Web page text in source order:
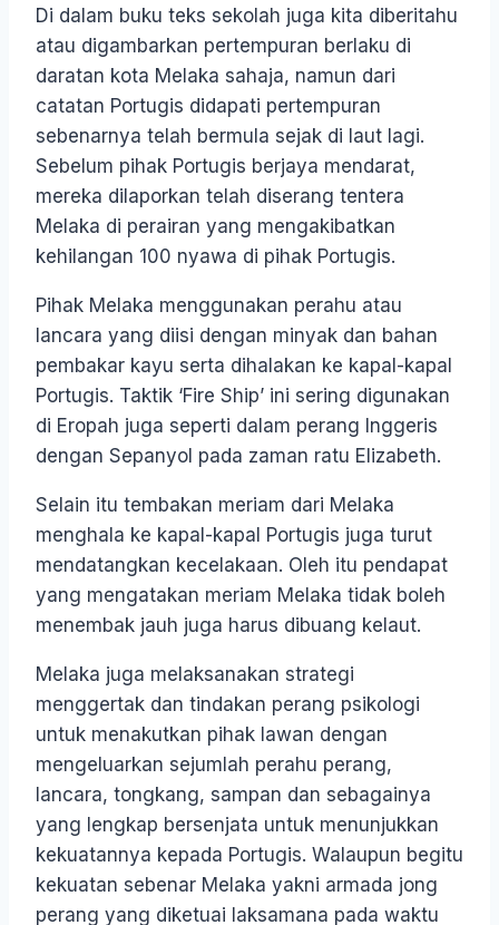
Di dalam buku teks sekolah juga kita diberitahu
atau digambarkan pertempuran berlaku di
daratan kota Melaka sahaja, namun dari
catatan Portugis didapati pertempuran
sebenarnya telah bermula sejak di laut lagi.
Sebelum pihak Portugis berjaya mendarat,
mereka dilaporkan telah diserang tentera
Melaka di perairan yang mengakibatkan
kehilangan 100 nyawa di pihak Portugis.
Pihak Melaka menggunakan perahu atau
lancara yang diisi dengan minyak dan bahan
pembakar kayu serta dihalakan ke kapal-kapal
Portugis. Taktik ‘Fire Ship’ ini sering digunakan
di Eropah juga seperti dalam perang Inggeris
dengan Sepanyol pada zaman ratu Elizabeth.
Selain itu tembakan meriam dari Melaka
menghala ke kapal-kapal Portugis juga turut
mendatangkan kecelakaan. Oleh itu pendapat
yang mengatakan meriam Melaka tidak boleh
menembak jauh juga harus dibuang kelaut.
Melaka juga melaksanakan strategi
menggertak dan tindakan perang psikologi
untuk menakutkan pihak lawan dengan
mengeluarkan sejumlah perahu perang,
lancara, tongkang, sampan dan sebagainya
yang lengkap bersenjata untuk menunjukkan
kekuatannya kepada Portugis. Walaupun begitu
kekuatan sebenar Melaka yakni armada jong
perang yang diketuai laksamana pada waktu